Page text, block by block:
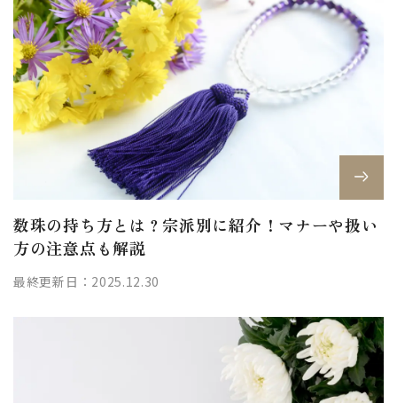
数珠の持ち方とは？宗派別に紹介！マナーや扱い
方の注意点も解説
最終更新日：2025.12.30